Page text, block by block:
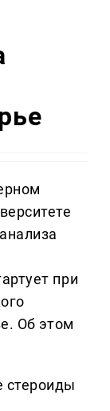
при
Об этом
стероиды